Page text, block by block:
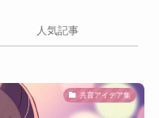
人気記事
共育アイデア集